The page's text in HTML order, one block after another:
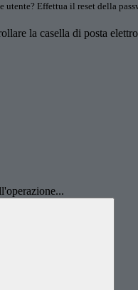
utente? Effettua il reset della
la casella di posta